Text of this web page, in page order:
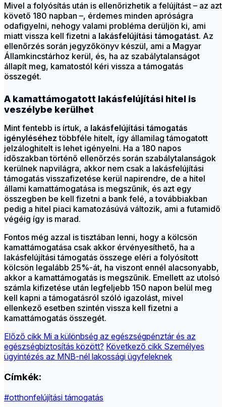
Mivel a folyósítás után is ellenőrizhetik a felújítást – az azt
követő 180 napban –, érdemes minden apróságra
odafigyelni, nehogy valami probléma derüljön ki, ami
miatt vissza kell fizetni a lakásfelújítási támogatást. Az
ellenőrzés során jegyzőkönyv készül, ami a Magyar
Államkincstárhoz kerül, és, ha az szabálytalanságot
állapít meg, kamatostól kéri vissza a támogatás
összegét.
A kamattámogatott lakásfelújítási hitel is
veszélybe kerülhet
Mint fentebb is írtuk, a lakásfelújítási támogatás
igényléséhez többféle hitelt, így államilag támogatott
jelzáloghitelt is lehet igényelni. Ha a 180 napos
időszakban történő ellenőrzés során szabálytalanságok
kerülnek napvilágra, akkor nem csak a lakásfelújítási
támogatás visszafizetése kerül napirendre, de a hitel
állami kamattámogatása is megszűnik, és azt egy
összegben be kell fizetni a bank felé, a továbbiakban
pedig a hitel piaci kamatozásúvá változik, ami a futamidő
végéig így is marad.
Fontos még azzal is tisztában lenni, hogy a kölcsön
kamattámogatása csak akkor érvényesíthető, ha a
lakásfelújítási támogatás összege eléri a folyósított
kölcsön legalább 25%-át, ha viszont ennél alacsonyabb,
akkor a kamattámogatás is megszűnik. Emellett az utolsó
számla kifizetése után legfeljebb 150 napon belül meg
kell kapni a támogatásról szóló igazolást, mivel
ellenkező esetben szintén vissza kell fizetni a
kamattámogatás összegét.
Előző cikk Mi a különbség az egészségpénztár és az
egészségbiztosítás között? Következő cikk Személyes
ügyintézés az MNB-nél lakossági ügyfeleknek
Címkék:
#otthonfelújítási támogatás